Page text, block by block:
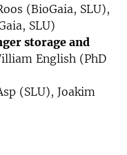
(BioGaia, SLU),
SLU)
storage and
English (PhD
(SLU), Joakim